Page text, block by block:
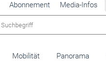
Abonnement
Media-Infos
Mobilität Panorama